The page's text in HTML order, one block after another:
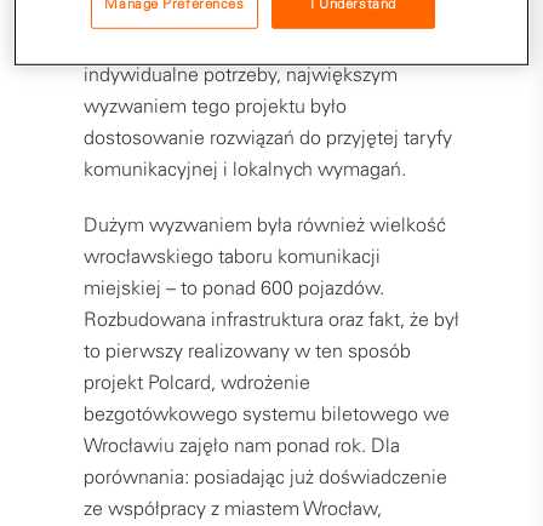
system rozliczania transakcji w komunikacji
indywidualne potrzeby, największym
wyzwaniem tego projektu było
dostosowanie rozwiązań do przyjętej taryfy
komunikacyjnej i lokalnych wymagań.
Dużym wyzwaniem była również wielkość
wrocławskiego taboru komunikacji
miejskiej – to ponad 600 pojazdów.
Rozbudowana infrastruktura oraz fakt, że był
to pierwszy realizowany w ten sposób
projekt Polcard, wdrożenie
bezgotówkowego systemu biletowego we
Wrocławiu zajęło nam ponad rok. Dla
porównania: posiadając już doświadczenie
ze współpracy z miastem Wrocław,
Manage Preferences I Understand